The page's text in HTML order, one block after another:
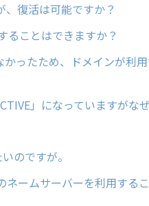
復活は可能ですか？
ことはできますか？
ったため、ドメインが利
」になっていますがな
のですが。
ームサーバーを利用する